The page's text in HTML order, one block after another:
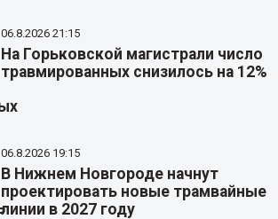
06.8.2026 21:15
На Горьковской магистрали число
травмированных снизилось на 12%
06.8.2026 19:15
В Нижнем Новгороде начнут
проектировать новые трамвайные
линии в 2027 году